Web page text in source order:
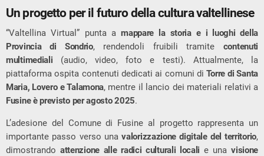
Un progetto per il futuro della cultura valtellinese
“Valtellina Virtual” punta amappare la storia e i luoghi della
Provincia di Sondrio, rendendoli fruibili tramite contenuti
multimediali (audio, video, foto e testi). Attualmente, la
piattaforma ospita contenuti dedicati ai comuni diTorre di Santa
Maria, Lovero e Talamona, mentre il lancio dei materiali relativi a
Fusine è previsto per agosto 2025.
L’adesione del Comune di Fusine al progetto rappresenta un
importante passo verso unavalorizzazione digitale del territorio,
dimostrando attenzione alle radici culturali locali e unavisione